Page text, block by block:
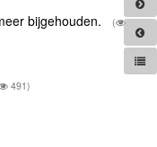
bijgehouden.
(
491)